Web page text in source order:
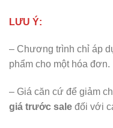
LƯU Ý:
– Chương trình chỉ áp
phẩm cho một hóa đơn.
– Giá căn cứ để giảm
giá trước sale đối với